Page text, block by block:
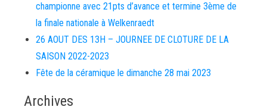
championne avec 21pts d’avance et termine 3ème de
la finale nationale à Welkenraedt
26 AOUT DES 13H – JOURNEE DE CLOTURE DE LA
SAISON 2022-2023
Fête de la céramique le dimanche 28 mai 2023
Archives